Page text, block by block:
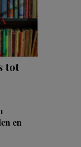
tot
en